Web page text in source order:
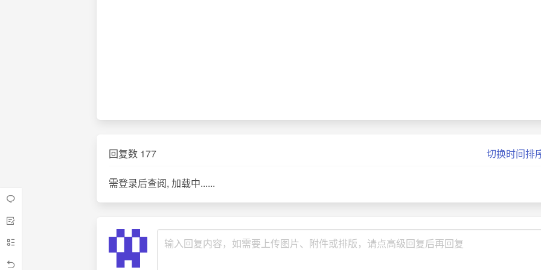
回复数 177 切换时间排
需登录后查阅, 加载中......